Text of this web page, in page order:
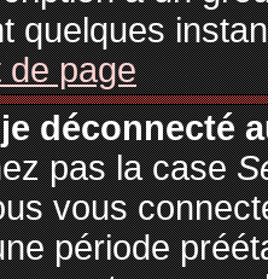
quelques
de page
déconnecté
pas la case
vous
période